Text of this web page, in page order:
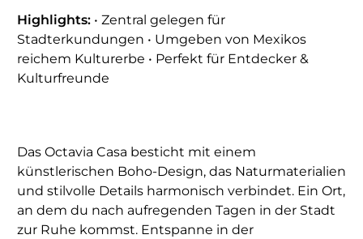
Highlights: • Zentral gelegen für
Stadterkundungen • Umgeben von Mexikos
reichem Kulturerbe • Perfekt für Entdecker &
Kulturfreunde
Das Octavia Casa besticht mit einem
künstlerischen Boho-Design, das Naturmaterialien
und stilvolle Details harmonisch verbindet. Ein Ort,
an dem du nach aufregenden Tagen in der Stadt
zur Ruhe kommst. Entspanne in der